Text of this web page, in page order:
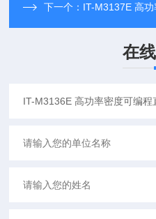
下一个： IT-M3137E 高
在